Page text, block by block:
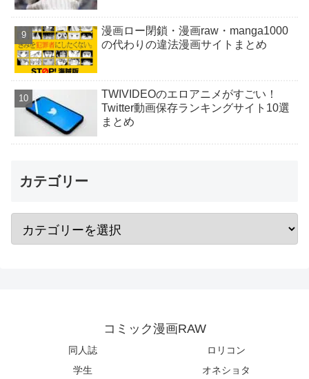
漫画ロー閉鎖・漫画raw・manga1000
の代わりの違法漫画サイトまとめ
TWIVIDEOのエロアニメがすごい！
Twitter動画保存ランキングサイト10選
まとめ
カテゴリー
コミック漫画RAW
同人誌
ロリコン
学生
オネショタ